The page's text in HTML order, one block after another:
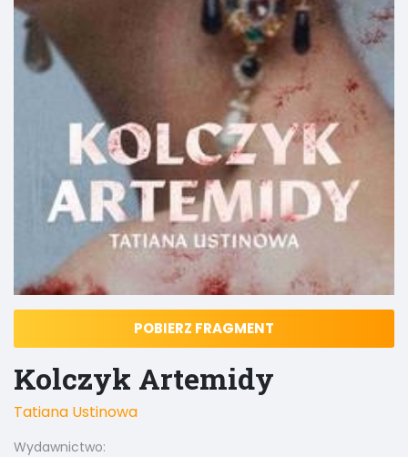
POBIERZ FRAGMENT
Kolczyk Artemidy
Tatiana Ustinowa
Wydawnictwo: